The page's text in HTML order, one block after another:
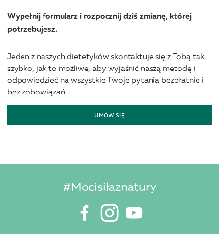
Wypełnij formularz i rozpocznij dziś zmianę, której
potrzebujesz.
Jeden z naszych dietetyków skontaktuje się z Tobą tak
szybko, jak to możliwe, aby wyjaśnić naszą metodę i
odpowiedzieć na wszystkie Twoje pytania bezpłatnie i
bez zobowiązań.
UMÓW SIĘ
#Mocisiłaznatury